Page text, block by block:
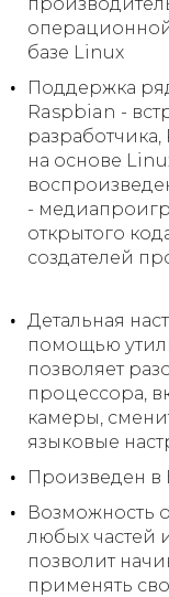
базе Linux
Поддержка
Raspbian -
на основе
-
открытого
создателей
Детальная
помощью
позволяет
процессора,
камеры,
языковые
Произведен в
Возможность
любых частей
позволит
применять